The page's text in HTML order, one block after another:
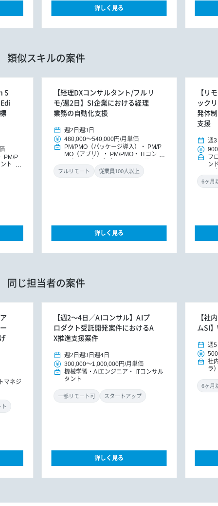
詳しく見る
類似スキルの案件
S
PM/P
ト
【経理DXコンサルタント/フルリ
モ/週2日】SI企業における経理
業務の自動化支援
週2日 週3日
480,000～540,000円/月単価
PM/PMO（パッケージ導入）
PM/P
MO（アプリ）
PM/PMO
ITコンサ
ント
パッケージ導入コンサルタント
フルリモート 従業員100人以上
詳しく見る
【リ
ック
発体
支援
週3
フ
ン
ニ
同じ担当者の案件
マネジ
【週2～4日／AIコンサル】AIプ
ロダクト受託開発案件におけるA
X推進支援案件
週2日 週3日 週4日
300,000～1,000,000円/月単価
機械学習・AIエンジニア
ITコンサル
タント
一部リモート可 スタートアップ
詳しく見る
【社
ムSI
週5
社
ラ